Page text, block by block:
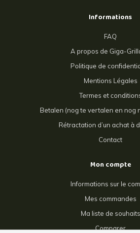
Informations
FAQ
A propos de Giga-
Politique de
Mentions Légales
Termes et
Betalen (nog te vertalen en nog
Rétractation d’un achat à
Contact
Mon compte
Informations sur le
Mes commandes
Ma liste de souhaits
Comparer